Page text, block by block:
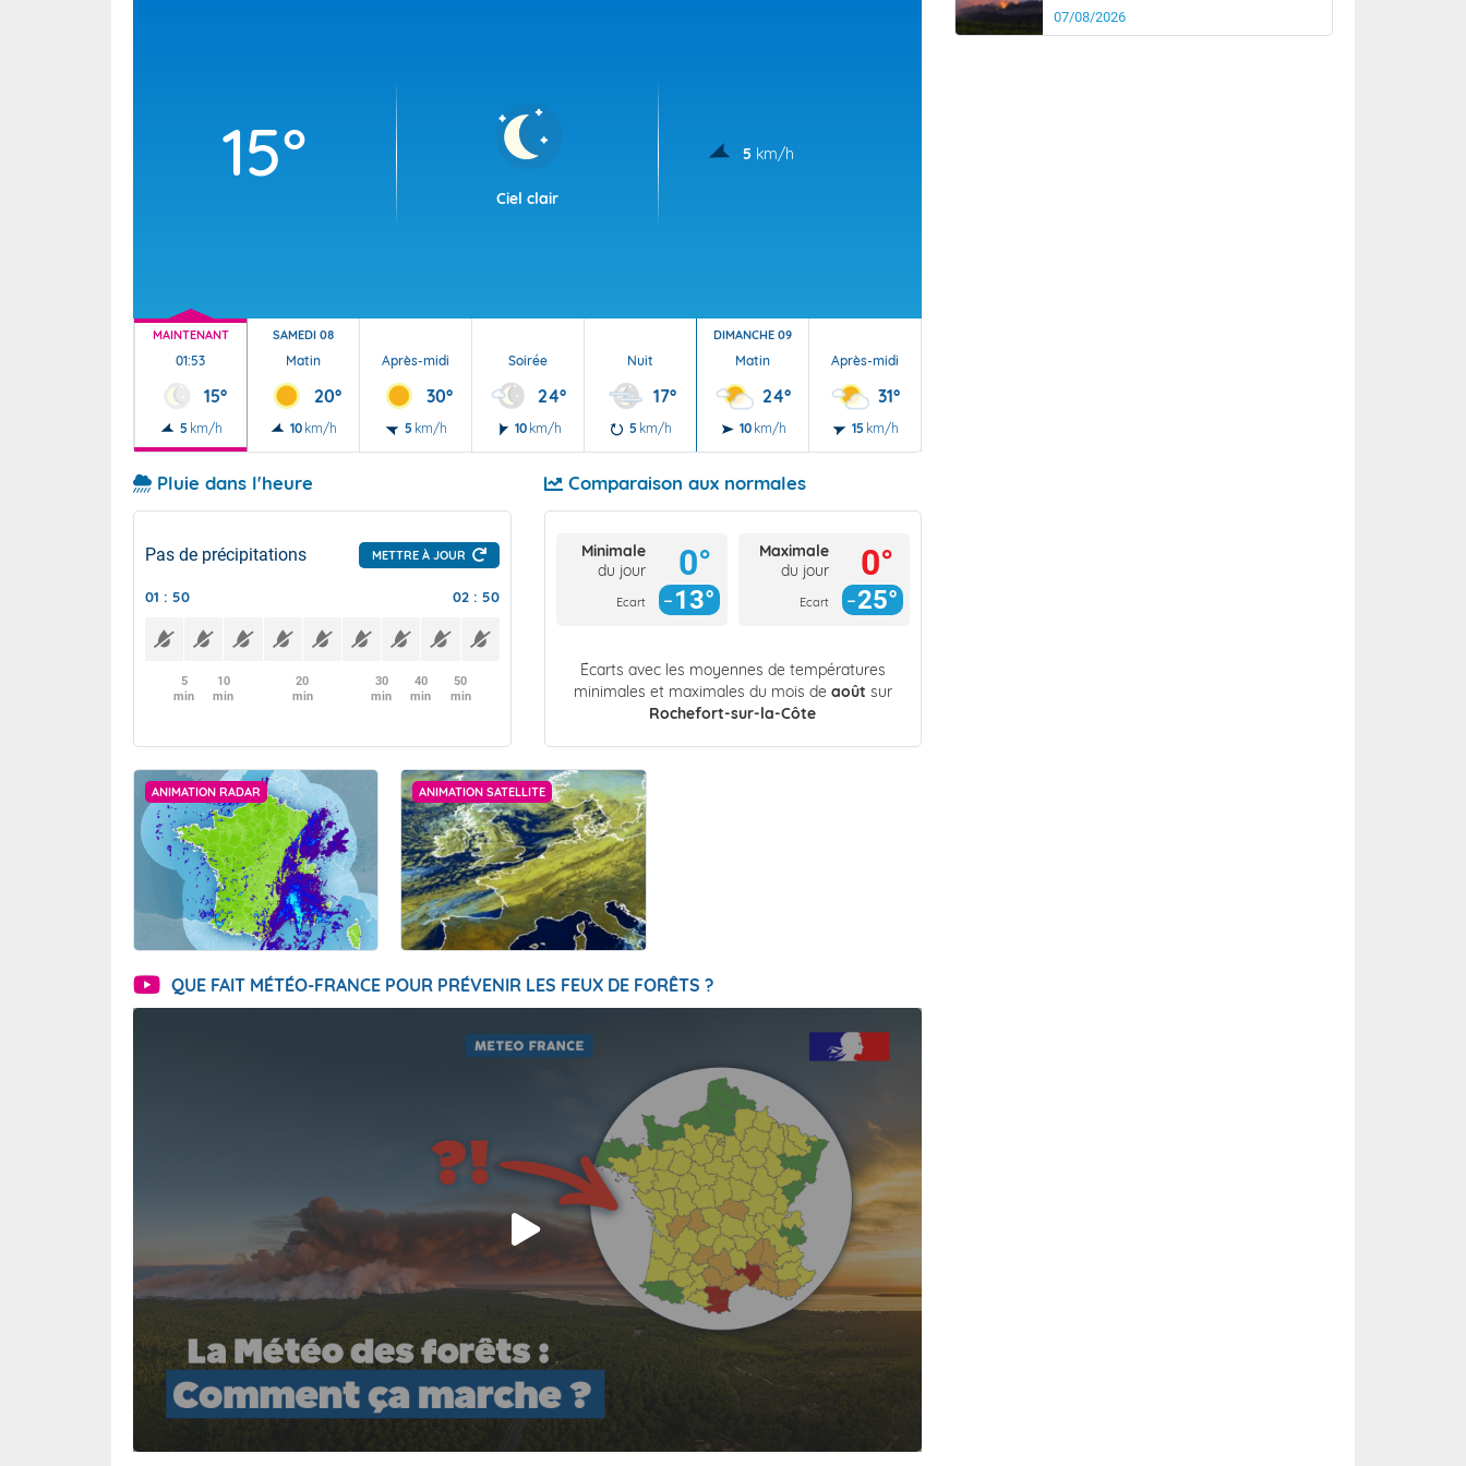
15°
Ciel clair
5 km/h
MAINTENANT
01:53
15°
5 km/h
SAMEDI 08
Matin
20°
10 km/h
Après-midi
30°
5 km/h
Soirée
24°
10 km/h
Nuit
17°
5 km/h
DIMANCHE 09
Matin
24°
10 km/h
Après-midi
31°
15 km/h
Pluie dans l'heure
Pas de précipitations METTRE À JOUR
01 : 50 02 : 50
5
min
10
min
20
min
30
min
40
min
50
min
Comparaison aux normales
Minimale
du jour
Ecart
0°
13°
Maximale
du jour
Ecart
0°
25°
Écarts avec les moyennes de températures
minimales et maximales du mois de août sur
Rochefort-sur-la-Côte
ANIMATION RADAR ANIMATION SATELLITE
QUE FAIT MÉTÉO-FRANCE POUR PRÉVENIR LES FEUX DE FORÊTS ?
07/08/2026